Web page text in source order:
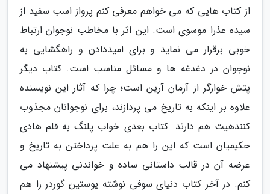
از کتاب هایی که می خواهم معرفی کنم پرواز اسب سفید از
سیده عذرا موسوی است. این اثر با مخاطب نوجوان ارتباط
خوبی برقرار می نماید و برای امیددادن و راهگشایی به
نوجوان در دغدغه ها و مسائل مناسب است. کتاب دیگر
پتش خوارگر از آرمان آرین است؛ چرا که آثار این نویسنده
علاوه بر اینکه به تاریخ می پردازند، برای نوجوانان مجذوب
کنندهیت هم دارند. کتاب بعدی خواب پلنگ به قلم هادی
حکیمیان است که این را هم به علت پرداختن به تاریخ و
عرضه آن در قالب داستانی ساده و خواندنی پیشنهاد می
کنم. در آخر کتاب دنیای سوفی نوشته یوستین گوردر را هم